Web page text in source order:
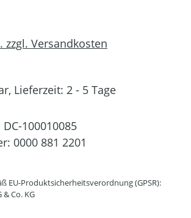
zzgl. Versandkosten
Lieferzeit: 2 - 5 Tage
DC-100010085
0000 881 2201
EU-Produktsicherheitsverordnung (GPSR):
Co. KG